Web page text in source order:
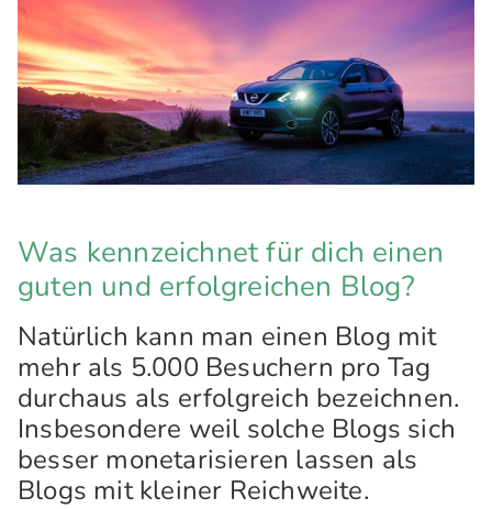
Was kennzeichnet für dich einen
guten und erfolgreichen Blog?
Natürlich kann man einen Blog mit
mehr als 5.000 Besuchern pro Tag
durchaus als erfolgreich bezeichnen.
Insbesondere weil solche Blogs sich
besser monetarisieren lassen als
Blogs mit kleiner Reichweite.